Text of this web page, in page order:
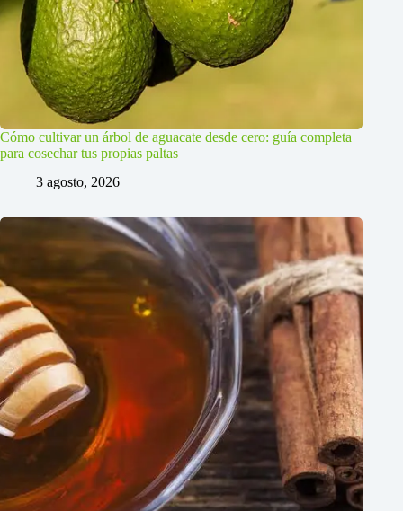
Cómo cultivar un árbol de aguacate desde cero: guía completa
para cosechar tus propias paltas
3 agosto, 2026